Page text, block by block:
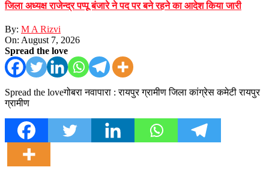
जिला अध्यक्ष राजेन्द्र पप्पू बंजारे ने पद पर बने रहने का आदेश किया जारी
By: M A Rizvi
On: August 7, 2026
Spread the love
Spread the loveगोबरा नवापारा : रायपुर ग्रामीण जिला कांग्रेस कमेटी रायपुर
ग्रामीण